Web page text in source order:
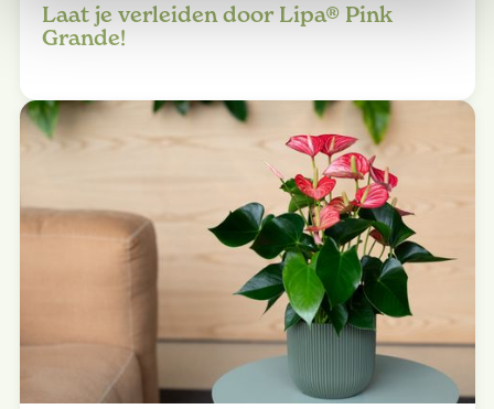
Laat je verleiden door Lipa® Pink
Grande!